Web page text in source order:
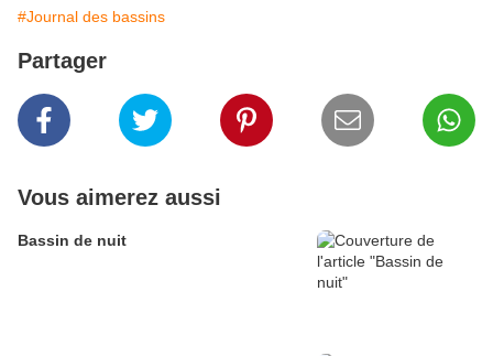
#Journal des bassins
Partager
Vous aimerez aussi
Bassin de nuit